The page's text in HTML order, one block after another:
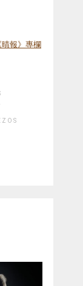
晴報》專欄